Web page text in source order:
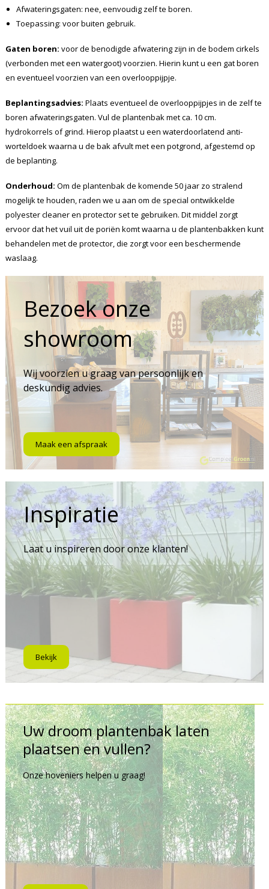
Afwateringsgaten: nee, eenvoudig zelf te boren.
Toepassing: voor buiten gebruik.
Gaten boren: voor de benodigde afwatering zijn in de bodem cirkels
(verbonden met een watergoot) voorzien. Hierin kunt u een gat boren
en eventueel voorzien van een overlooppijpje.
Beplantingsadvies: Plaats eventueel de overlooppijpjes in de zelf te
boren afwateringsgaten. Vul de plantenbak met ca. 10 cm.
hydrokorrels of grind. Hierop plaatst u een waterdoorlatend anti-
worteldoek waarna u de bak afvult met een potgrond, afgestemd op
de beplanting.
Onderhoud: Om de plantenbak de komende 50 jaar zo stralend
mogelijk te houden, raden we u aan om de special ontwikkelde
polyester cleaner en protector set te gebruiken. Dit middel zorgt
ervoor dat het vuil uit de poriën komt waarna u de plantenbakken kunt
behandelen met de protector, die zorgt voor een beschermende
waslaag.
Bezoek onze
showroom
Wij voorzien u graag van persoonlijk en
deskundig advies.
Maak een afspraak
Inspiratie
Laat u inspireren door onze klanten!
Bekijk
Uw droom plantenbak laten
plaatsen en vullen?
Onze hoveniers helpen u graag!